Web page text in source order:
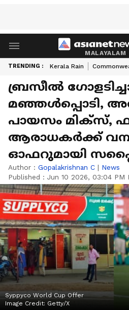
MALAYALAM
TRENDING : Kerala Rain
ബ്രസീൽ
മഞ്ഞൾപ്പൊടി,
പായസം മിക്സ്,
ആരാധകർക്ക്
ഓഫറുമായി
Author : Gopalakrishnan C | News
Published : Jun 10 2026, 03:04 PM
Syppyco World Cup Offer
Image Credit: Getty/X